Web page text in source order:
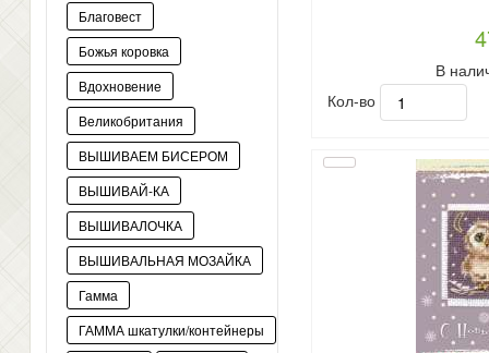
Благовест
Божья коровка
Вдохновение
Великобритания
ВЫШИВАЕМ БИСЕРОМ
ВЫШИВАЙ-КА
ВЫШИВАЛОЧКА
ВЫШИВАЛЬНАЯ МОЗАЙКА
Гамма
ГАММА шкатулки/контейнеры
В
Кол-во